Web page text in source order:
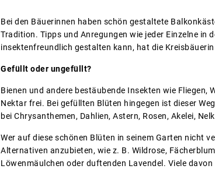
Bei den Bäuerinnen haben schön gestaltete
Tradition. Tipps und Anregungen wie jeder Einzelne in
insektenfreundlich gestalten kann, hat die
Gefüllt oder ungefüllt?
Bienen und andere bestäubende Insekten wie
Nektar frei. Bei gefüllten Blüten hingegen ist dieser
bei Chrysanthemen, Dahlien, Astern, Rosen, Akelei,
Wer auf diese schönen Blüten in seinem Garten nicht
Alternativen anzubieten, wie z. B. Wildrose,
Löwenmäulchen oder duftenden Lavendel. Viele